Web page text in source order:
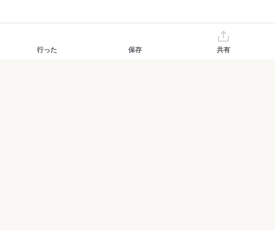
行った 保存 共有